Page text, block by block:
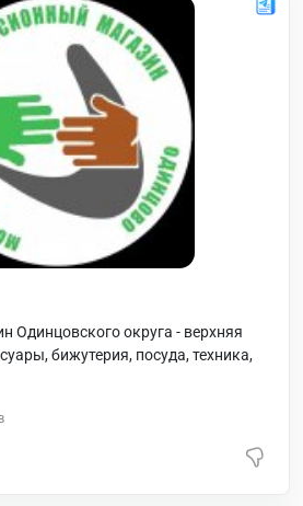
Одинцовского округа - верхняя
бижутерия, посуда, техника,